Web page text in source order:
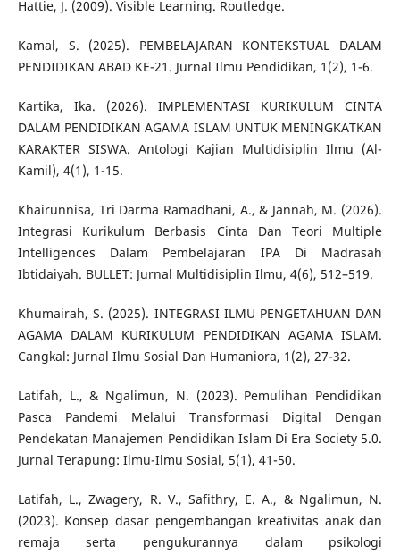
Hattie, J. (2009). Visible Learning. Routledge.
Kamal, S. (2025). PEMBELAJARAN KONTEKSTUAL DALAM
PENDIDIKAN ABAD KE-21. Jurnal Ilmu Pendidikan, 1(2), 1-6.
Kartika, Ika. (2026). IMPLEMENTASI KURIKULUM CINTA
DALAM PENDIDIKAN AGAMA ISLAM UNTUK MENINGKATKAN
KARAKTER SISWA. Antologi Kajian Multidisiplin Ilmu (Al-
Kamil), 4(1), 1-15.
Khairunnisa, Tri Darma Ramadhani, A., & Jannah, M. (2026).
Integrasi Kurikulum Berbasis Cinta Dan Teori Multiple
Intelligences Dalam Pembelajaran IPA Di Madrasah
Ibtidaiyah. BULLET: Jurnal Multidisiplin Ilmu, 4(6), 512–519.
Khumairah, S. (2025). INTEGRASI ILMU PENGETAHUAN DAN
AGAMA DALAM KURIKULUM PENDIDIKAN AGAMA ISLAM.
Cangkal: Jurnal Ilmu Sosial Dan Humaniora, 1(2), 27-32.
Latifah, L., & Ngalimun, N. (2023). Pemulihan Pendidikan
Pasca Pandemi Melalui Transformasi Digital Dengan
Pendekatan Manajemen Pendidikan Islam Di Era Society 5.0.
Jurnal Terapung: Ilmu-Ilmu Sosial, 5(1), 41-50.
Latifah, L., Zwagery, R. V., Safithry, E. A., & Ngalimun, N.
(2023). Konsep dasar pengembangan kreativitas anak dan
remaja serta pengukurannya dalam psikologi